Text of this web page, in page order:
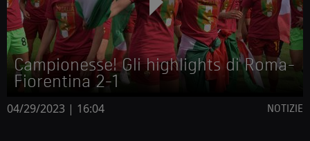
Campionesse! Gli highlights di Roma-
Fiorentina 2-1
04/29/2023 | 16:04 NOTIZIE